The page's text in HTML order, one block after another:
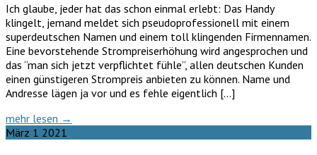
Ich glaube, jeder hat das schon einmal erlebt: Das Handy
klingelt, jemand meldet sich pseudoprofessionell mit einem
superdeutschen Namen und einem toll klingenden Firmennamen.
Eine bevorstehende Strompreiserhöhung wird angesprochen und
das “man sich jetzt verpflichtet fühle”, allen deutschen Kunden
einen günstigeren Strompreis anbieten zu können. Name und
Andresse lägen ja vor und es fehle eigentlich […]
mehr lesen →
März 1 2021